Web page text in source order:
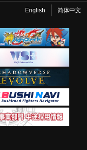
English 简体中文